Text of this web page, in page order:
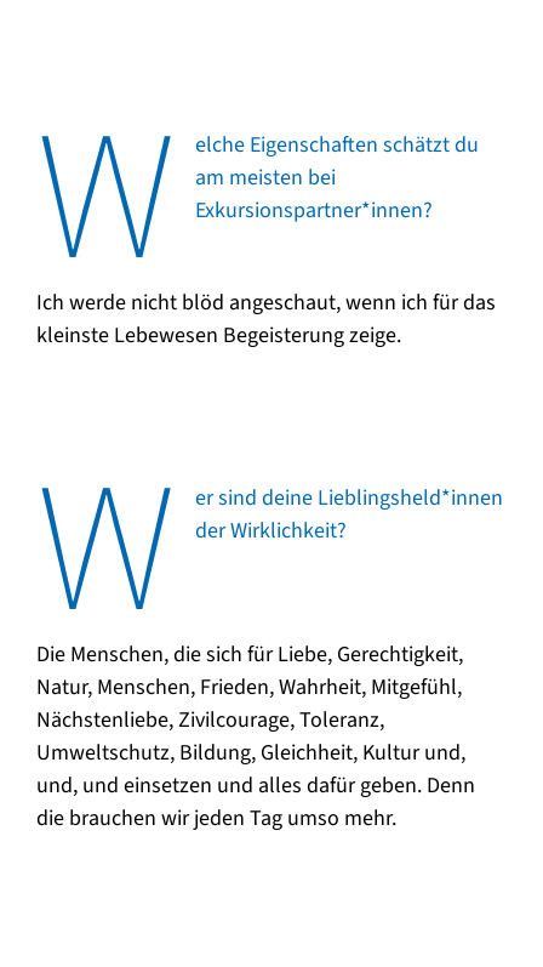
W
elche Eigenschaften schätzt du
am meisten bei
Exkursionspartner*innen?
Ich werde nicht blöd angeschaut, wenn ich für das
kleinste Lebewesen Begeisterung zeige.
W
er sind deine Lieblingsheld*innen
der Wirklichkeit?
Die Menschen, die sich für Liebe, Gerechtigkeit,
Natur, Menschen, Frieden, Wahrheit, Mitgefühl,
Nächstenliebe, Zivilcourage, Toleranz,
Umweltschutz, Bildung, Gleichheit, Kultur und,
und, und einsetzen und alles dafür geben. Denn
die brauchen wir jeden Tag umso mehr.